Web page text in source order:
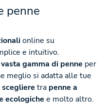
penne
online su
e intuitivo.
vasta gamma di penne per
meglio si adatta alle tue
scegliere tra penne a
ecologiche e molto altro.